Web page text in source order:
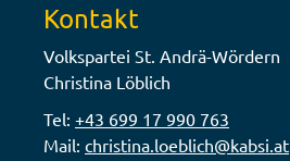
Kontakt
Volkspartei St. Andrä-Wördern
Christina Löblich
Tel: +43 699 17 990 763
Mail: christina.loeblich@kabsi.at